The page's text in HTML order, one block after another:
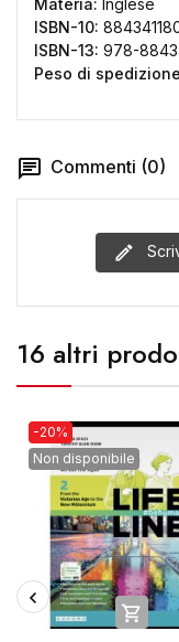
Materia: Inglese
ISBN-10:
ISBN-13: 978-
Peso di
Commenti (0)
16 altri
-20%
Non disponibile
